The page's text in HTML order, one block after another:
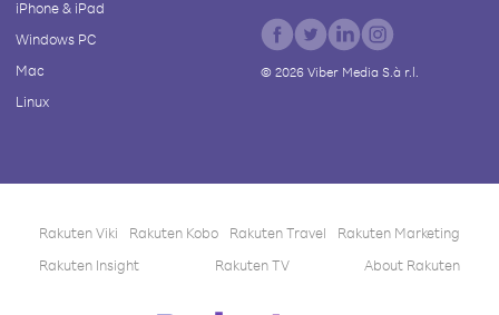
iPhone & iPad
Windows PC
Mac
Linux
© 2026Viber Media S.à r.l.
Rakuten Viki Rakuten Kobo Rakuten Travel
Rakuten Marketing
Rakuten Insight
Rakuten TV About Rakuten